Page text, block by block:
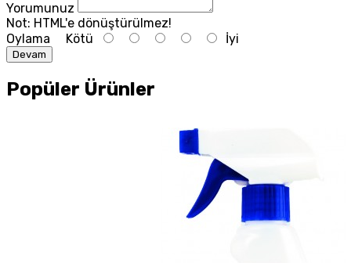
Yorumunuz
Not: HTML'e dönüştürülmez!
Oylama Kötü İyi
Devam
Popüler Ürünler